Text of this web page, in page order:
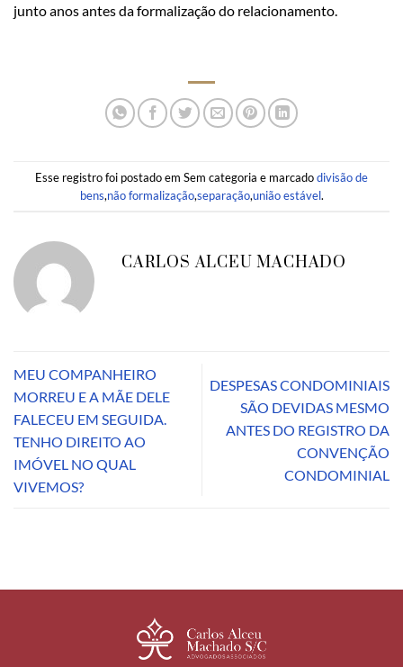
junto anos antes da formalização do relacionamento.
Esse registro foi postado em Sem categoria e marcadodivisão de
bens,não formalização,separação,união estável.
CARLOS ALCEU MACHADO
MEU COMPANHEIRO
MORREU E A MÃE DELE
FALECEU EM SEGUIDA.
TENHO DIREITO AO
IMÓVEL NO QUAL
VIVEMOS?
DESPESAS CONDOMINIAIS
SÃO DEVIDAS MESMO
ANTES DO REGISTRO DA
CONVENÇÃO
CONDOMINIAL